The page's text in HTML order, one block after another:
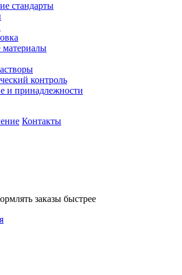
стандарты
материалы
контроль
и принадлежности
Контакты
заказы быстрее